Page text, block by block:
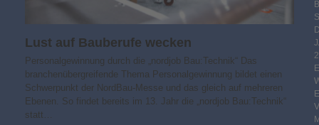
Lust auf Bauberufe wecken
Personalgewinnung durch die „nordjob Bau:Technik“ Das
branchenübergreifende Thema Personalgewinnung bildet einen
Schwerpunkt der NordBau-Messe und das gleich auf mehreren
Ebenen. So findet bereits im 13. Jahr die „nordjob Bau:Technik“
statt…